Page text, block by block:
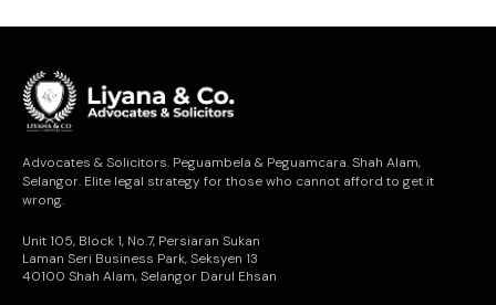
Advocates & Solicitors. Peguambela & Peguamcara. Shah Alam,
Selangor. Elite legal strategy for those who cannot afford to get it
wrong.
Unit 105, Block 1, No.7, Persiaran Sukan
Laman Seri Business Park, Seksyen 13
40100 Shah Alam, Selangor Darul Ehsan